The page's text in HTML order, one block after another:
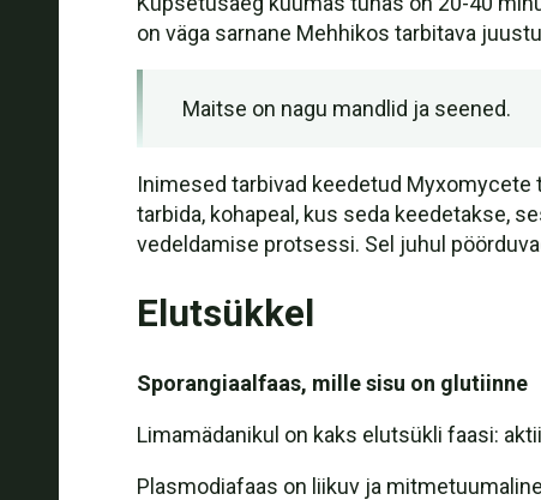
on väga sarnane Mehhikos tarbitava
Maitse on nagu mandlid ja seened.
Inimesed tarbivad keedetud Myxomycete
tarbida, kohapeal, kus seda keedetakse,
vedeldamise protsessi. Sel juhul
Elutsükkel
Sporangiaalfaas, mille sisu on glutiinne
Limamädanikul on kaks elutsükli faasi:
Plasmodiafaas on liikuv ja